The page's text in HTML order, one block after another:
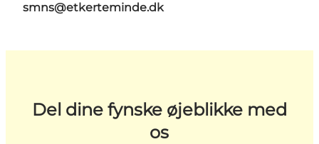
smns@etkerteminde.dk
Del dine fynske øjeblikke med
os